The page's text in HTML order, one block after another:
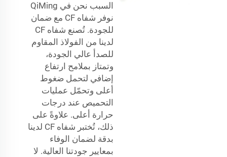
السبب نحن في QiMing
نوفر شفاه CF مع ضمان
للجودة. تُصنع شفاه CF
لدينا من الفولاذ المقاوم
للصدأ عالي الجودة،
وتمتاز بملامح ارتفاع
إضافي لتحمل ضغوط
أعلى وتحمّل عمليات
التحميص عند درجات
حرارة أعلى. علاوةً على
ذلك، تُختبر شفاه CF لدينا
بدقة لضمان الوفاء
بمعايير جودتنا العالية. لا